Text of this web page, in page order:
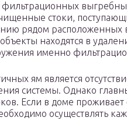
стоки,
рядом
находятся в
именно
ям является
системы. Однако
Если в доме
осуществлять